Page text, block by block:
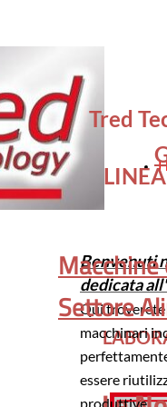
Macchine
Settore
Tred
Benvenuti
dedicata
Qui troverete
macchinari
essere
produttive.